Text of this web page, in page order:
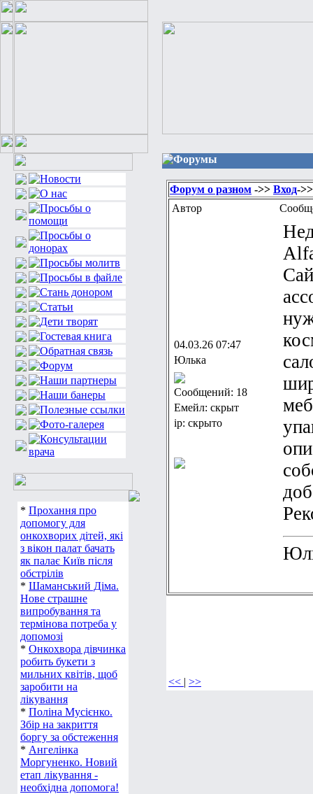
* Прохання про
допомогу для
онкохворих дітей, які
з вікон палат бачать
як палає Київ після
обстрілів
* Шаманський Діма.
Нове страшне
випробування та
термінова потреба у
допомозі
* Онкохвора дівчинка
робить букети з
мильних квітів, щоб
заробити на
лікування
* Поліна Мусієнко.
Збір на закриття
боргу за обстеження
* Ангелінка
Моргуненко. Новий
етап лікування -
необхідна допомога!
Форумы
Форум о разном ->> Вход-
Автор
04.03.26 07:47
Юлька
Сообщений: 18
Емейл: скрыт
ip: скрыто
<< | >>